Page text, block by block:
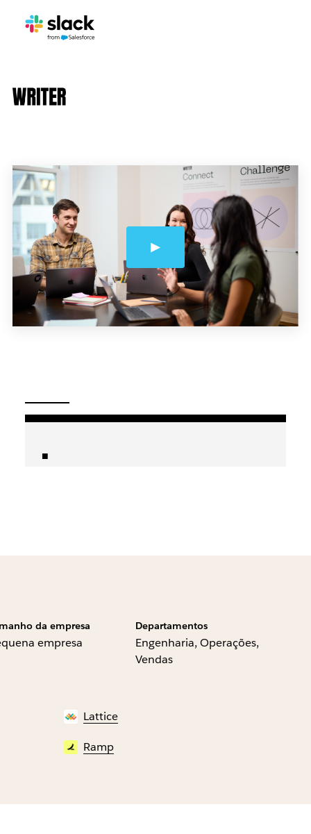
da empresa
empresa
Departamentos
Engenharia, Operações,
Vendas
Lattice
Ramp